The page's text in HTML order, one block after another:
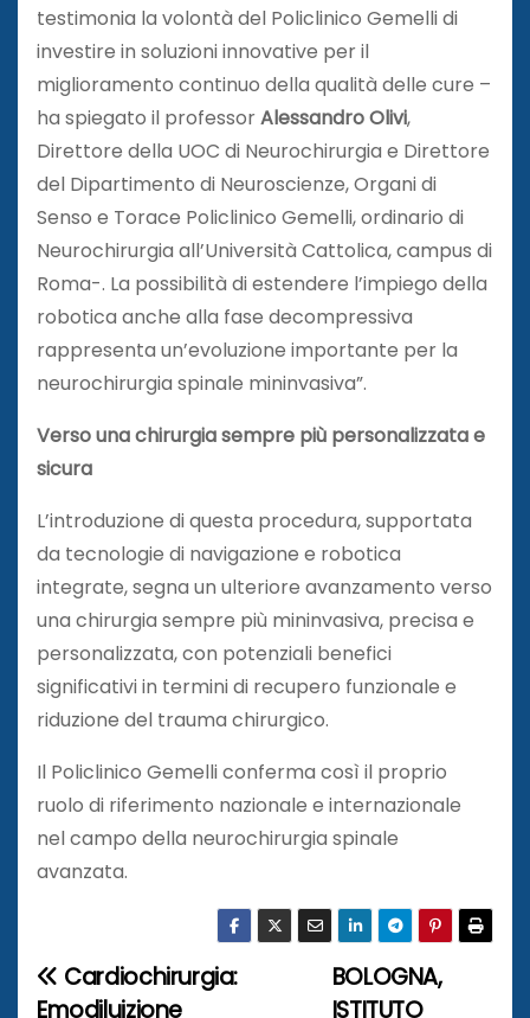
testimonia la volontà del Policlinico Gemelli di
investire in soluzioni innovative per il
miglioramento continuo della qualità delle cure –
ha spiegato il professorAlessandro Olivi,
Direttore della UOC di Neurochirurgia e Direttore
del Dipartimento di Neuroscienze, Organi di
Senso e Torace Policlinico Gemelli, ordinario di
Neurochirurgia all’Università Cattolica, campus di
Roma-. La possibilità di estendere l’impiego della
robotica anche alla fase decompressiva
rappresenta un’evoluzione importante per la
neurochirurgia spinale mininvasiva”.
Verso una chirurgia sempre più personalizzata e
sicura
L’introduzione di questa procedura, supportata
da tecnologie di navigazione e robotica
integrate, segna un ulteriore avanzamento verso
una chirurgia sempre più mininvasiva, precisa e
personalizzata, con potenziali benefici
significativi in termini di recupero funzionale e
riduzione del trauma chirurgico.
Il Policlinico Gemelli conferma così il proprio
ruolo di riferimento nazionale e internazionale
nel campo della neurochirurgia spinale
avanzata.
N
BOLOGNA,
ISTITUTO
Cardiochirurgia:
Emodiluizione